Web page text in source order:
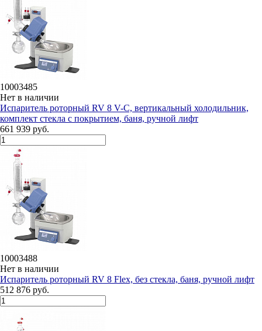
10003485
Нет в наличии
Испаритель роторный RV 8 V-C, вертикальный холодильник,
комплект стекла c покрытием, баня, ручной лифт
661 939 руб.
10003488
Нет в наличии
Испаритель роторный RV 8 Flex, без стекла, баня, ручной лифт
512 876 руб.